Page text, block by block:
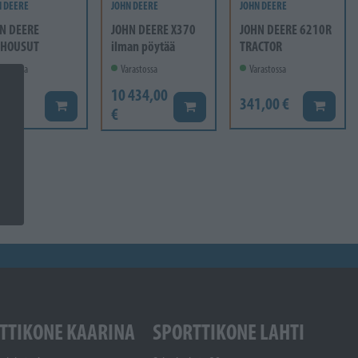
DEERE
DEERE
Lisää koriin
JOHN DEERE
JOHN DEERE X370
ilman pöytää
Varastossa
10 434,00
€
Lisää koriin
JOHN DEERE
JOHN DEERE 6210R
TRACTOR
Varastossa
341,00 € Lisää
KAARINA SPORTTIKONE LAHTI